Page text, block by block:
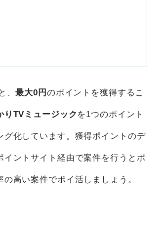
、最大0円 のポイントを獲得するこ
りTVミュージック を1つのポイント
化しています。獲得ポイントのデ